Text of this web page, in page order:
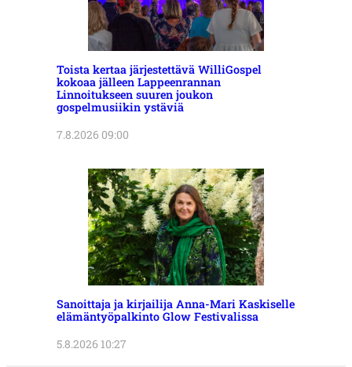
Toista kertaa järjestettävä WilliGospel
kokoaa jälleen Lappeenrannan
Linnoitukseen suuren joukon
gospelmusiikin ystäviä
7.8.2026 09:00
Sanoittaja ja kirjailija Anna-Mari Kaskiselle
elämäntyöpalkinto Glow Festivalissa
5.8.2026 10:27